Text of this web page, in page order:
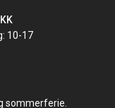
10-17
sommerferie.